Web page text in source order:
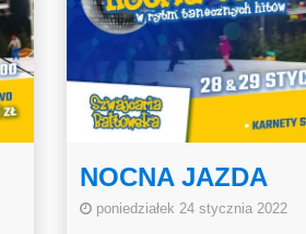
NOCNA JAZDA
poniedziałek 24 stycznia 2022